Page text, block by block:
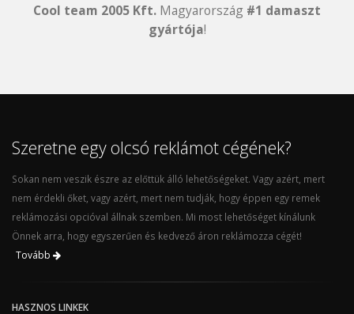
Cool team 2005 Kft. Magyarország #1 damaszt
gyártója!
Szeretne egy olcsó reklámot cégének?
Sokan nem veszik észre az előttük álló lehetőségeket. Vagy azért, mert
nem érdekli őket, vagy azért, mert nem tudják, hogy éppen egy remek
reklámozási opcióval állnak szemben. Mi most lehetőséget kínálunk
Önnek arra, hogy egyszerűen és kedvező áron reklámozza cégét!
Tovább
HASZNOS LINKEK